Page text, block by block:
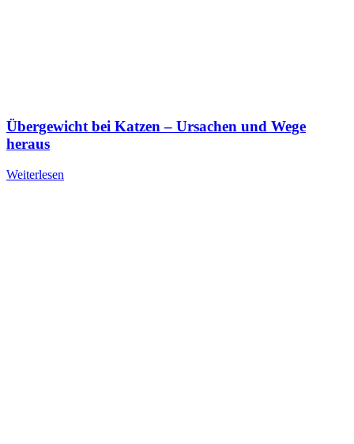
Übergewicht bei Katzen – Ursachen und Wege
heraus
Weiterlesen